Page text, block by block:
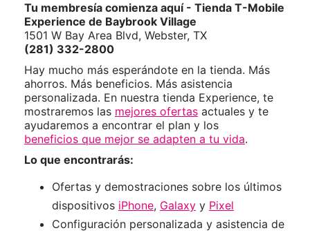
Tu membresía comienza aquí - Tienda T-Mobile
Experience de Baybrook Village
1501 W Bay Area Blvd, Webster, TX
(281) 332-2800
Hay mucho más esperándote en la tienda. Más
ahorros. Más beneficios. Más asistencia
personalizada. En nuestra tienda Experience, te
mostraremos las mejores ofertas actuales y te
ayudaremos a encontrar el plan y los
beneficios que mejor se adapten a tu vida.
Lo que encontrarás:
Ofertas y demostraciones sobre los últimos
dispositivos iPhone, Galaxy y Pixel
Configuración personalizada y asistencia de